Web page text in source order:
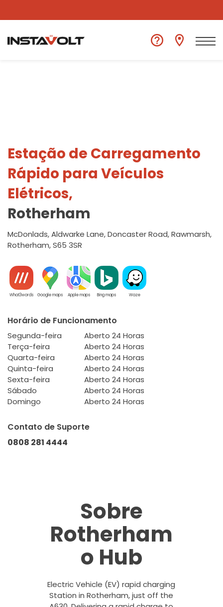
Ver outra localização
Estação de Carregamento
Rápido para Veículos
Elétricos,
Rotherham
McDonlads, Aldwarke Lane, Doncaster Road, Rawmarsh,
Rotherham, S65 3SR
What3words Google maps Apple maps Bing maps Waze
Horário de Funcionamento
Segunda-feira
Aberto 24 Horas
Terça-feira
Aberto 24 Horas
Quarta-feira
Aberto 24 Horas
Quinta-feira
Aberto 24 Horas
Sexta-feira
Aberto 24 Horas
Sábado
Aberto 24 Horas
Domingo
Aberto 24 Horas
Contato de Suporte
0808 281 4444
Sobre
Rotherham
o Hub
Electric Vehicle (EV) rapid charging
Station in Rotherham, just off the